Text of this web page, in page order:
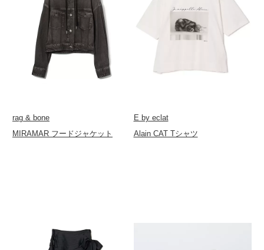
rag & bone
MIRAMAR フードジャケット
E by eclat
Alain CAT Tシャツ